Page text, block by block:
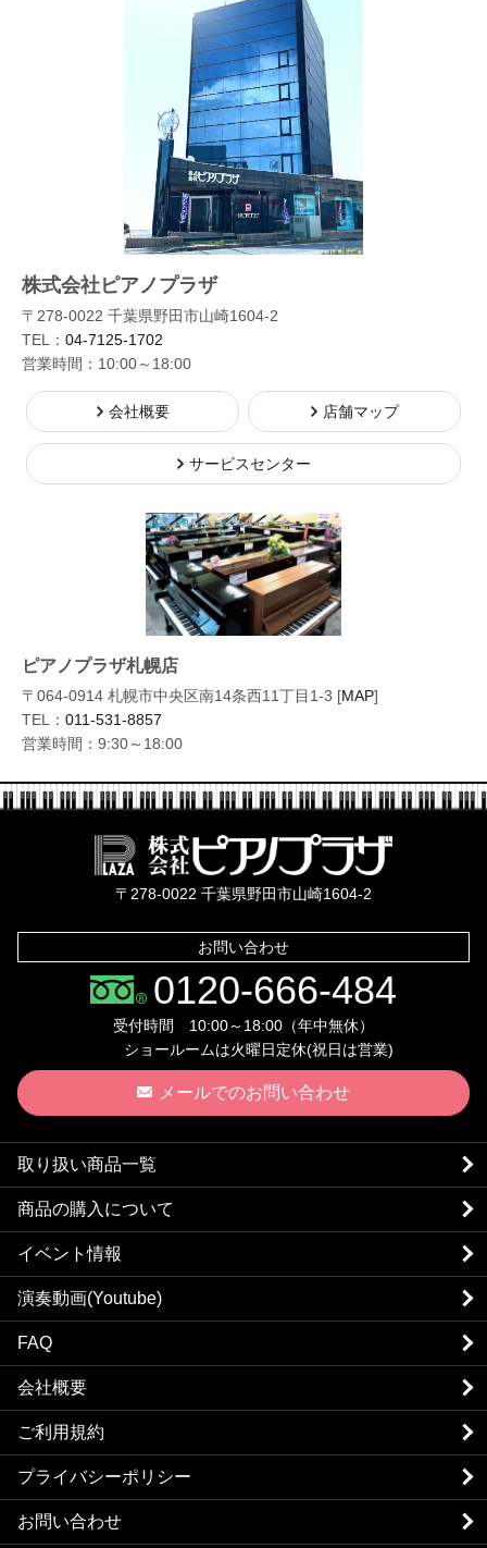
株式会社ピアノプラザ
〒278-0022 千葉県野田市山崎1604-2
TEL： 04-7125-1702
営業時間：10:00～18:00
会社概要 店舗マップ
サービスセンター
ピアノプラザ札幌店
〒064-0914 札幌市中央区南14条西11丁目1-3 [MAP]
TEL： 011-531-8857
営業時間：9:30～18:00
〒278-0022 千葉県野田市山崎1604-2
お問い合わせ
0120-666-484
受付時間 10:00～18:00（年中無休）
ショールームは火曜日定休(祝日は営業)
メールでのお問い合わせ
取り扱い商品一覧
商品の購入について
イベント情報
演奏動画(Youtube)
FAQ
会社概要
ご利用規約
プライバシーポリシー
お問い合わせ